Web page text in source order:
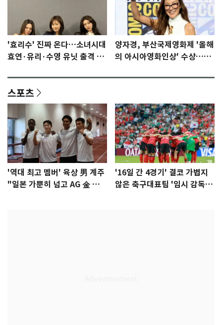
'효리수' 진짜 온다…소녀시대
효연·유리·수영 유닛 출격 [N
양자경, 부산국제영화제 '올해
의 아시아영화인상' 수상…15
스포츠
'역대 최고 멤버' 육상 男 계주
"일본 가뿐히 넘고 AG 金 따겠
'16일 간 4경기' 결코 가볍지
않은 축구대표팀 '임시 감독'